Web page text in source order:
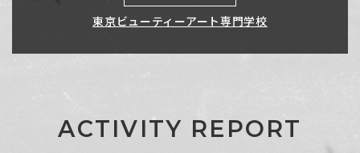
東京ビューティーアート専門学校
ACTIVITY RE PORT